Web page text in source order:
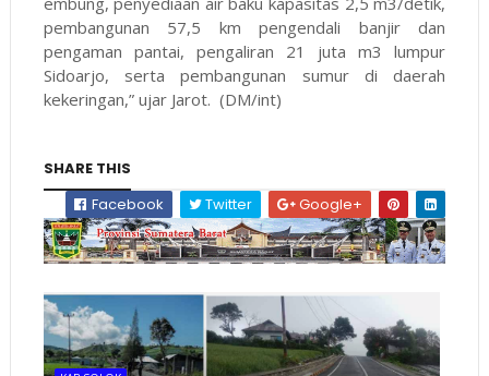
pembangunan 57,5 km pengendali banjir dan
pengaman pantai, pengaliran 21 juta m3 lumpur
Sidoarjo, serta pembangunan sumur di daerah
kekeringan,” ujar Jarot. (DM/int)
SHARE THIS
Facebook
Twitter Google+